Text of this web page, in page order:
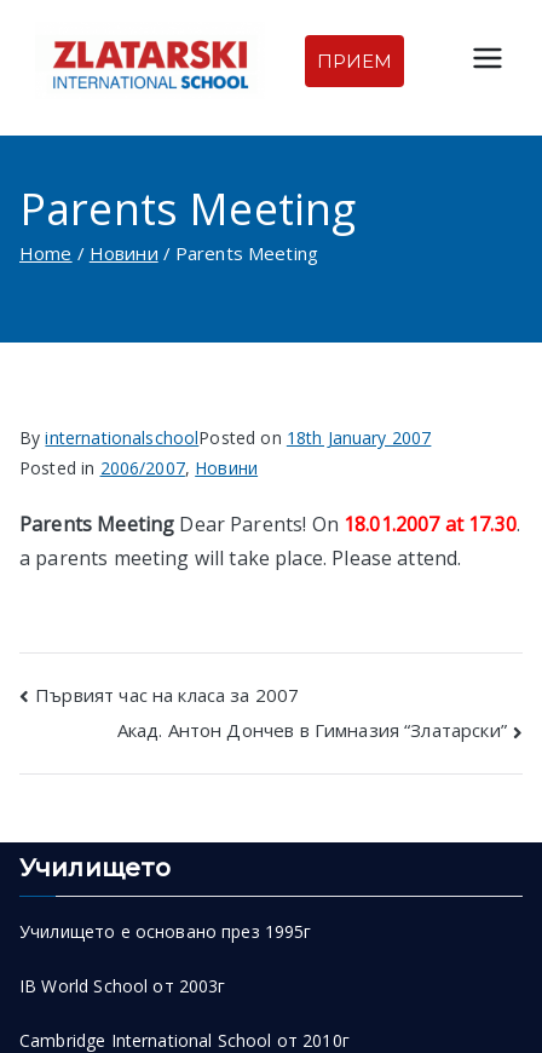
content
Междуна
родна
гимназия
Златарск
и |
родно
училище
ПРИЕМ
Parents Meeting
Home Новини Parents Meeting
ByinternationalschoolPosted on 18th January 2007
Posted in 2006/2007, Новини
Parents Meeting Dear Parents! On 18.01.2007 at 17.30.
a parents meeting will take place. Please attend.
Post
navigation
Първият час на класа за 2007
Акад. Антон Дончев в Гимназия “Златарски”
Училището
Училището е основано през 1995г
IB World School от 2003г
Cambridge International School от 2010г